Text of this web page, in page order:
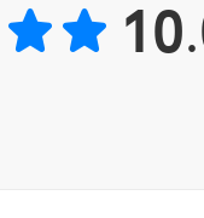
지 의존한다」 중에서
의 한복판으로 뛰어드
. 혼자서도 살아갈 수